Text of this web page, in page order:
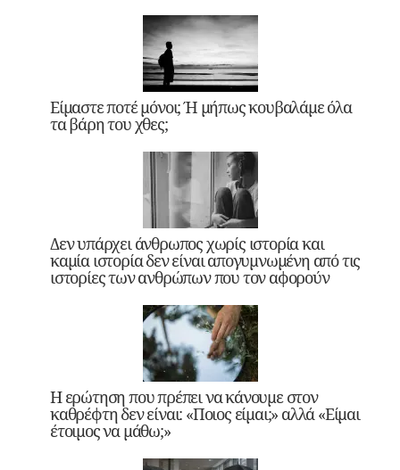
Είμαστε ποτέ μόνοι; Ή μήπως κουβαλάμε όλα
τα βάρη του χθες;
Δεν υπάρχει άνθρωπος χωρίς ιστορία και
καμία ιστορία δεν είναι απογυμνωμένη από τις
ιστορίες των ανθρώπων που τον αφορούν
Η ερώτηση που πρέπει να κάνουμε στον
καθρέφτη δεν είναι: «Ποιος είμαι;» αλλά «Είμαι
έτοιμος να μάθω;»